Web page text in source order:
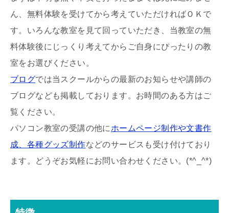
ん、無料体験を受けてから考えていただければＯＫで
す。いろんな教室を見て回っていただき、当教室の無
料体験後にじっくり考えてからご自身にぴったりの教
室をお選びください。
ブログでは当スクールからの最新のお知らせや講師の
ブログなども掲載しております。お時間のある方はご
覧ください。
パソコン教室の受講の他に ホームページ制作や文書作
成、各種グッズ制作などのサービスも受け付けており
ます。どうぞお気軽にお問い合わせください。(*^_^*)